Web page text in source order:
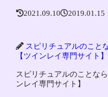
2021.09.10 2019.01.15
スピリチュアルのこと
【ツインレイ専門サイト】
スピリチュアルのことな
ンレイ専門サイト】